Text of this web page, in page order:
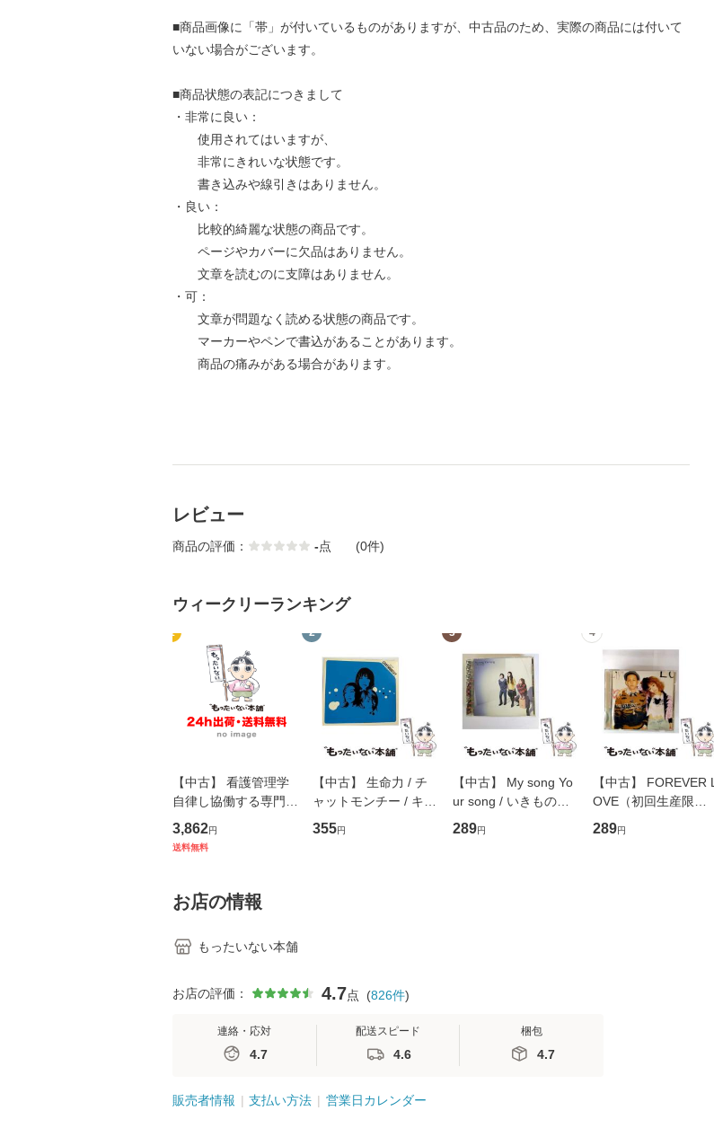
■商品画像に「帯」が付いているものがありますが、中古品のため、実際の商品には付いて
いない場合がございます。
■商品状態の表記につきまして
・非常に良い：
使用されてはいますが、
非常にきれいな状態です。
書き込みや線引きはありません。
・良い：
比較的綺麗な状態の商品です。
ページやカバーに欠品はありません。
文章を読むのに支障はありません。
・可：
文章が問題なく読める状態の商品です。
マーカーやペンで書込があることがあります。
商品の痛みがある場合があります。
レビュー
商品の評価： -点 (0件)
ウィークリーランキング
1
【中古】 看護管理学
自律し協働する専門職
の看護マネジメントス
キル 改訂第3版 (看護
堂 [単行
3,862円
送料無料
2
【中古】 生命力 / チ
ャットモンチー / キュ
ーンレコード [CD]
【メール便送料無料】
355円
3
【中古】 My song Yo
ur song / いきものが
かり / [CD]【メール便
送料無料】
289円
4
【中古】 FOREVER L
OVE（初回生産限定
盤） / 清水翔太×加藤
ミリヤ / [CD]【メール
289円
お店の情報
もったいない本舗
お店の評価： 4.7点 (826件)
連絡・応対
4.7
配送スピード
4.6
梱包
4.7
販売者情報 支払い方法 営業日カレンダー